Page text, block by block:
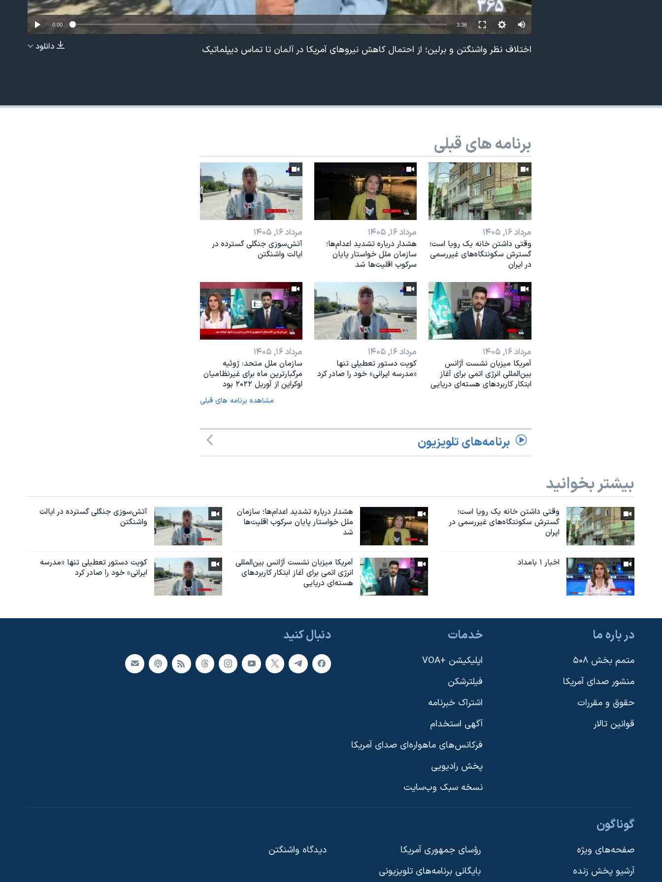
دنبال کنید
زبانهای مختلف
EMBED
Auto
240p
360p
1080p
0:00 3:36
دانلود اختلاف نظر واشنگتن و برلین؛ از احتمال کاهش نیروهای آمریکا در آلمان تا تماس دیپلماتیک
برنامه های قبلی
مرداد ۱۶, ۱۴۰۵
وقتی داشتن خانه یک رویا است؛
گسترش سکونتگاه‌های غیررسمی
در ایران
مرداد ۱۶, ۱۴۰۵
هشدار درباره تشدید اعدام‌ها؛
سازمان ملل خواستار پایان
سرکوب اقلیت‌ها شد
مرداد ۱۶, ۱۴۰۵
آتش‌سوزی جنگلی گسترده در
ایالت واشنگتن
مرداد ۱۶, ۱۴۰۵
آمریکا میزبان نشست آژانس
بین‌المللی انرژی اتمی برای آغاز
ابتکار کاربردهای هسته‌ای دریایی
مرداد ۱۶, ۱۴۰۵
کویت دستور تعطیلی تنها
«مدرسه ایرانی» خود را صادر کرد
مرداد ۱۶, ۱۴۰۵
سازمان ملل متحد: ژوئیه
مرگبارترین ماه برای غیرنظامیان
اوکراین از آوریل ۲۰۲۲ بود
مشاهده برنامه های قبلی
برنامه‌های تلویزیون
بیشتر بخوانید
وقتی داشتن خانه یک رویا است؛
گسترش سکونتگاه‌های غیررسمی در
ایران
هشدار درباره تشدید اعدام‌ها؛ سازمان
ملل خواستار پایان سرکوب اقلیت‌ها
شد
آتش‌سوزی جنگلی گسترده در ایالت
واشنگتن
اخبار ۱ بامداد
آمریکا میزبان نشست آژانس بین‌المللی
انرژی اتمی برای آغاز ابتکار کاربردهای
هسته‌ای دریایی
کویت دستور تعطیلی تنها «مدرسه
ایرانی» خود را صادر کرد
دنبال کنید در باره ما
متمم بخش ۵۰۸
منشور صدای آمریکا
حقوق و مقررات
قوانین تالار
خدمات
اپلیکیشن +VOA
فیلترشکن
اشتراک خبرنامه
آگهی استخدام
فرکانس‌های ماهواره‌ای صدای آمریکا
پخش رادیویی
نسخه سبک وب‌سایت
گوناگون
صفحه‌های ویژه
آرشیو پخش زنده
رؤسای جمهوری آمریکا
بایگانی برنامه‌های تلویزیونی
دیدگاه‌ واشنگتن